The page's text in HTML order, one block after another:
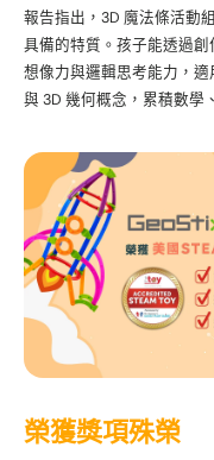
報告指出，3D 魔法條活動
具備的特質。孩子能透過
想像力與邏輯思考能力，適
與 3D 幾何概念，累積數學
榮獲獎項殊榮